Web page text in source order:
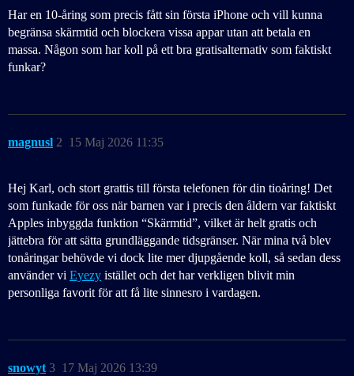
Har en 10-åring som precis fått sin första iPhone och vill kunna
begränsa skärmtid och blockera vissa appar utan att betala en
massa. Någon som har koll på ett bra gratisalternativ som faktiskt
funkar?
magnusl 15 Maj 2026 11:35
2
Hej Karl, och stort grattis till första telefonen för din tioåring! Det
som funkade för oss när barnen var i precis den åldern var faktiskt
Apples inbyggda funktion “Skärmtid”, vilket är helt gratis och
jättebra för att sätta grundläggande tidsgränser. När mina två blev
tonåringar behövde vi dock lite mer djupgående koll, så sedan dess
använder vi Eyezy istället och det har verkligen blivit min
personliga favorit för att få lite sinnesro i vardagen.
snowyt 17 Maj 2026 13:39
3